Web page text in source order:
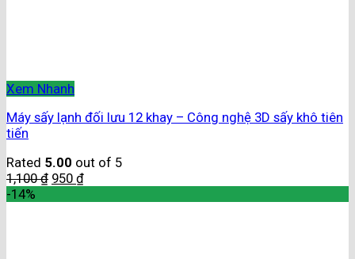
Xem Nhanh
Máy sấy lạnh đối lưu 12 khay – Công nghệ 3D sấy khô tiên
tiến
Rated 5.00 out of 5
1,100₫ 950 ₫
-14%